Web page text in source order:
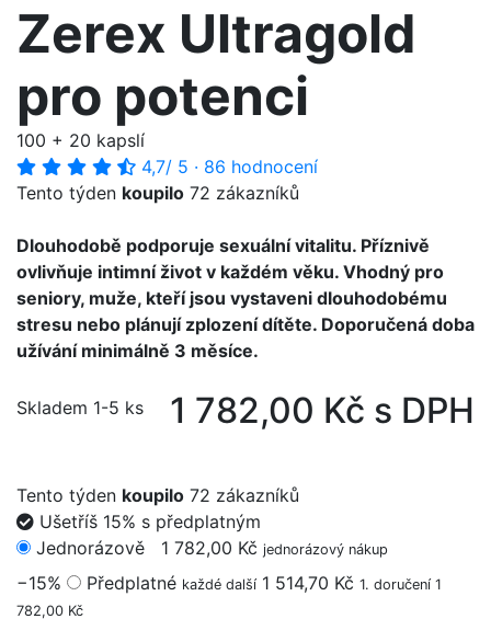
Zerex Ultragold
pro potenci
100 + 20 kapslí
4,7/ 5 · 86 hodnocení
Tento týden koupilo 72 zákazníků
Dlouhodobě podporuje sexuální vitalitu. Příznivě
ovlivňuje intimní život v každém věku. Vhodný pro
seniory, muže, kteří jsou vystaveni dlouhodobému
stresu nebo plánují zplození dítěte. Doporučená doba
užívání minimálně 3 měsíce.
Skladem 1-5 ks 1 782,00 Kč s DPH
Tento týden koupilo 72 zákazníků
Ušetříš 15% s předplatným
Jednorázově
1 782,00 Kč jednorázový nákup
−15% Předplatné každé další 1 514,70 Kč 1. doručení 1
782,00 Kč